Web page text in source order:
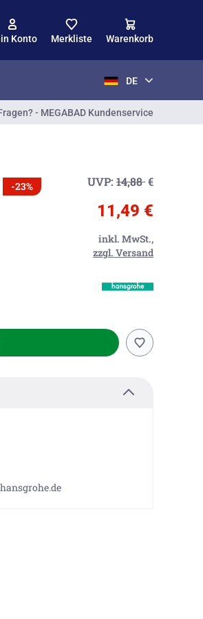
Konto Merkliste Warenkorb
DE
- MEGABAD Kundenservice
-23% UVP: 14,88€
11,49 €
inkl. MwSt.,
zzgl. Versand